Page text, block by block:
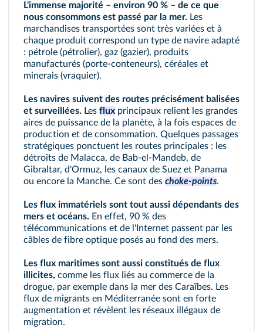
L'immense majorité – environ 90 % – de ce que
nous consommons est passé par la mer. Les
marchandises transportées sont très variées et à
chaque produit correspond un type de navire adapté
: pétrole (pétrolier), gaz (gazier), produits
manufacturés (porte-conteneurs), céréales et
minerais (vraquier).
Les navires suivent des routes précisément balisées
et surveillées. Les flux principaux relient les grandes
aires de puissance de la planète, à la fois espaces de
production et de consommation. Quelques passages
stratégiques ponctuent les routes principales : les
détroits de Malacca, de Bab-el-Mandeb, de
Gibraltar, d'Ormuz, les canaux de Suez et Panama
ou encore la Manche. Ce sont des choke-points.
Les flux immatériels sont tout aussi dépendants des
mers et océans. En effet, 90 % des
télécommunications et de l'Internet passent par les
câbles de fibre optique posés au fond des mers.
Les flux maritimes sont aussi constitués de flux
illicites, comme les flux liés au commerce de la
drogue, par exemple dans la mer des Caraïbes. Les
flux de migrants en Méditerranée sont en forte
augmentation et révèlent les réseaux illégaux de
migration.